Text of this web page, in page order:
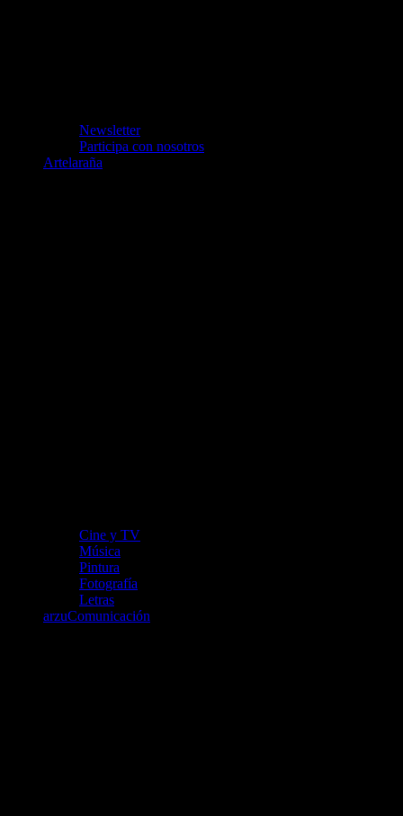
Newsletter
Participa con nosotros
Artelaraña
Cine y TV
Música
Pintura
Fotografía
Letras
arzuComunicación